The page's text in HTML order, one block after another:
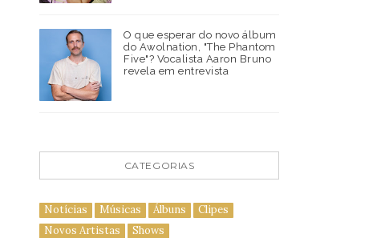
O que esperar do novo álbum
do Awolnation, "The Phantom
Five"? Vocalista Aaron Bruno
revela em entrevista
CATEGORIAS
Notícias Músicas Álbuns
Clipes
Novos Artistas
Shows